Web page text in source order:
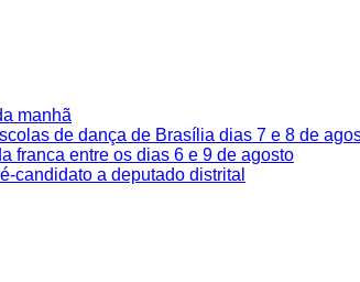
manhã
de dança de Brasília dias 7 e 8 de
franca entre os dias 6 e 9 de agosto
candidato a deputado distrital